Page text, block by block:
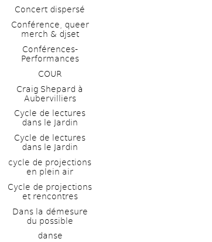
Concert dispersé
Conférence, queer
merch & djset
Conférences-
Performances
COUR
Craig Shepard à
Aubervilliers
Cycle de lectures
dans le Jardin
Cycle de lectures
dans le Jardin
cycle de projections
en plein air
Cycle de projections
et rencontres
Dans la démesure
du possible
danse